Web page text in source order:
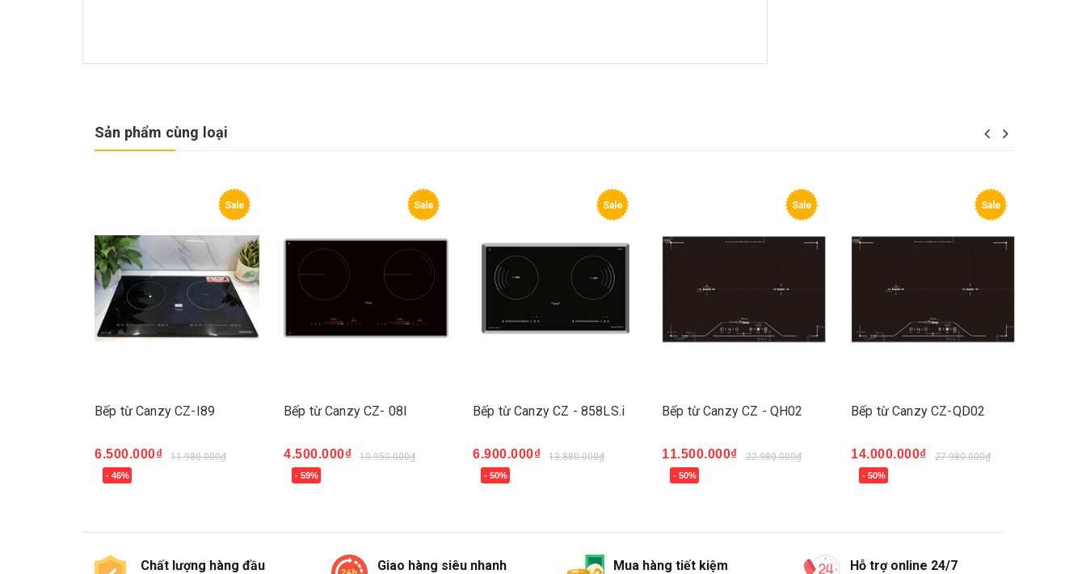
Sản phẩm cùng loại
Sale
Bếp từ Canzy CZ-I89
6.500.000₫ 11.980.000₫
- 46%
Mua ngay
Sale
Bếp từ Canzy CZ- 08I
4.500.000₫ 10.950.000₫
- 59%
Mua ngay
Sale
Bếp từ Canzy CZ - 858LS.i
6.900.000₫ 13.880.000₫
- 50%
Mua ngay
Sale
Bếp từ Canzy CZ - QH02
11.500.000₫ 22.980.000₫
- 50%
Mua ngay
Sale
Bếp từ Canzy CZ-QD02
14.000.000₫ 27.980.000₫
- 50%
Mua ngay
Chất lượng hàng đầu Giao hàng siêu nhanh Mua hàng tiết kiệm Hỗ trợ online 24/7